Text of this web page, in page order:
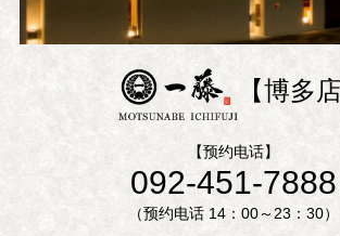
【博多店
【预约电话】
092-451-7888
（预约电话 14：00～23：30）